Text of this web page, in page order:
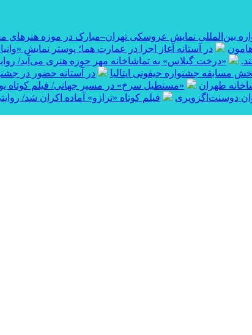
بین‌المللی نمایش عروسکی تهران–مبارک در موزه هنرهای
در آستانه آغاز اجرا در عمارت هما؛ پوستر نمایش
«درخت گیلاس» به تماشاخانه مهر حوزه هنری می‌آید/
در آستانه حضور در
طهران «مستطیل سرخ» در مسیر جهانی/ فیلم کوتاه
دوسنت‌اگزوپری
فیلم کوتاه «ترازو» آماده اکران شد/